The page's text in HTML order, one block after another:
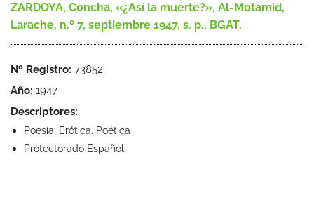
ZARDOYA, Concha, «¿Así la muerte?», Al-Motamid,
Larache, n.º 7, septiembre 1947, s. p., BGAT.
Nº Registro: 73852
Año: 1947
Descriptores:
Poesía. Erótica. Poética
Protectorado Español